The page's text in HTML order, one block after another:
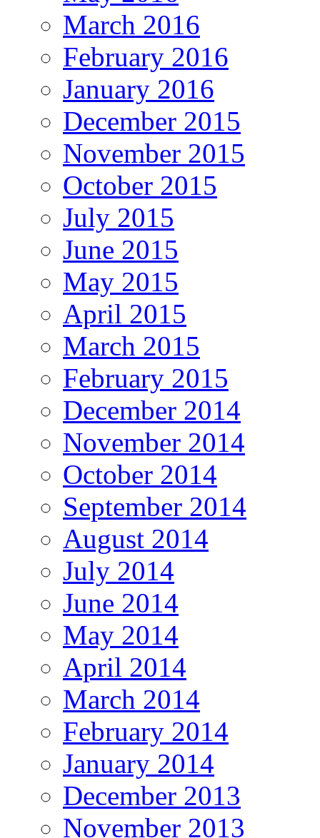
March 2016
February 2016
January 2016
December 2015
November 2015
October 2015
July 2015
June 2015
May 2015
April 2015
March 2015
February 2015
December 2014
November 2014
October 2014
September 2014
August 2014
July 2014
June 2014
May 2014
April 2014
March 2014
February 2014
January 2014
December 2013
November 2013